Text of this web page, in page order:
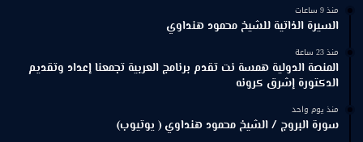
منذ 9 ساعات
السيرة الذاتية للشيخ محمود هنداوي
منذ 23 ساعة
المنصة الدولية همسة نت تقدم برنامج العربية تجمعنا إعداد وتقديم
الدكتورة إشرق كرونه
منذ يوم واحد
سورة البروج / الشيخ محمود هنداوي ( يوتيوب)